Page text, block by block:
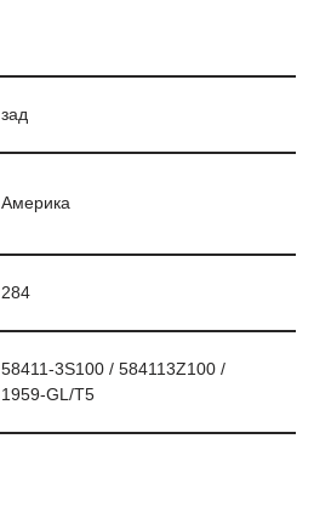
зад
Америка
284
58411-3S100 / 584113Z100 /
1959-GL/T5